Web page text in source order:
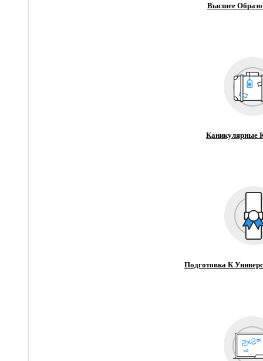
Высшее
Каникулярные
Подготовка К